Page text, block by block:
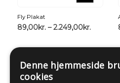
Fly Plakat
89,00kr. – 2.249,00kr.
Denne hjemmeside
cookies